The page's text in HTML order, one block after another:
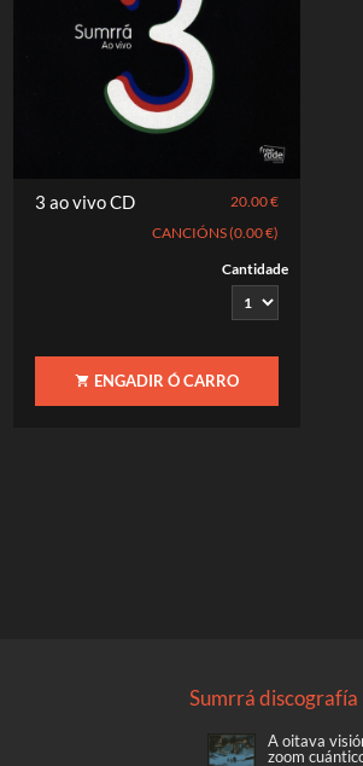
3 ao vivo CD
20.00 €
CANCIÓNS (0.00 €)
Cantidade
ENGADIR Ó CARRO
Sumrrá discografía
A oitava
zoom